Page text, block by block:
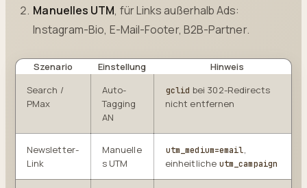
Manuelles UTM, für Links außerhalb Ads:
Instagram-Bio, E-Mail-Footer, B2B-Partner.
Szenario Einstellung
Hinweis
Search /
PMax
Auto-
Tagging
AN
gclid bei 302-Redirects
nicht entfernen
Newsletter-
Link
Manuelle
s UTM
utm_medium=email,
einheitliche utm_campaign